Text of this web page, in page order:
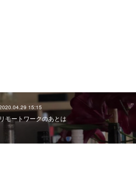
15:15
リモートワークのあとは